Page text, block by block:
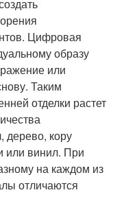
Цифровая
образу
или
Таким
отделки растет
дерево, кору
или винил. При
на каждом из
отличаются